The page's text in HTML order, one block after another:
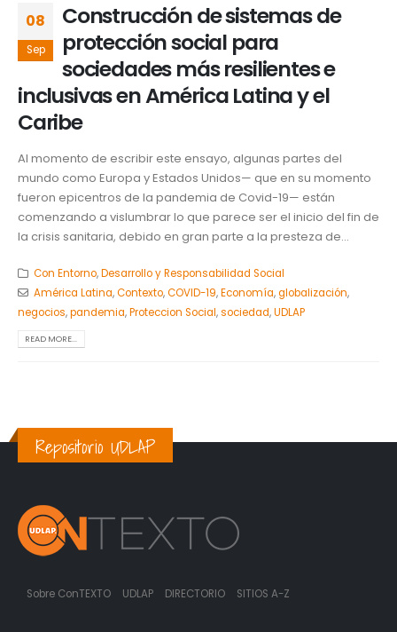
08
Sep
Construcción de sistemas de
protección social para
sociedades más resilientes e
inclusivas en América Latina y el
Caribe
Al momento de escribir este ensayo, algunas partes del
mundo como Europa y Estados Unidos— que en su momento
fueron epicentros de la pandemia de Covid-19— están
comenzando a vislumbrar lo que parece ser el inicio del fin de
la crisis sanitaria, debido en gran parte a la presteza de...
Con Entorno,Desarrollo y Responsabilidad Social
América Latina,Contexto,COVID-19,Economía,globalización,
negocios,pandemia,Proteccion Social,sociedad,UDLAP
READ MORE...
Repositorio UDLAP
Sobre ConTEXTO UDLAP DIRECTORIO SITIOS A-Z